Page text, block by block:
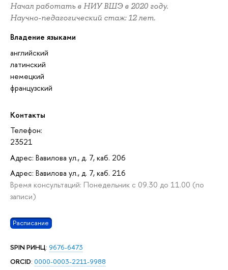
Начал работать в НИУ ВШЭ в 2020 году.
Научно-педагогический стаж: 12 лет.
Владение языками
английский
латинский
немецкий
французский
Контакты
Телефон:
23521
Адрес: Вавилова ул., д. 7, каб. 206
Адрес: Вавилова ул., д. 7, каб. 216
Время консультаций: Понедельник с 09.30 до 11.00 (по
записи)
Расписание
SPIN РИНЦ: 9676-6473
ORCID: 0000-0003-2211-9988